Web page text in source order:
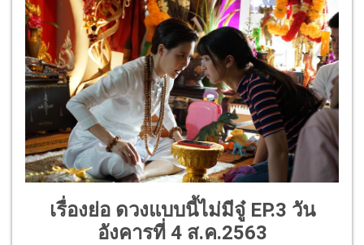
เรื่องย่อ ดวงแบบนี้ไม่มีจู๋ EP.3 วัน
อังคารที่ 4 ส.ค.2563